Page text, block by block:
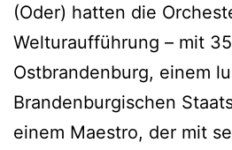
(Oder) hatten die
Welturaufführung – mit
Ostbrandenburg, einem
Brandenburgischen
einem Maestro, der mit